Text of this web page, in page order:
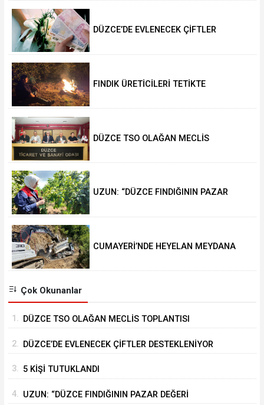
DÜZCE’DE EVLENECEK ÇİFTLER
FINDIK ÜRETİCİLERİ TETİKTE
DÜZCE TSO OLAĞAN MECLİS
UZUN: “DÜZCE FINDIĞININ PAZAR
CUMAYERİ’NDE HEYELAN MEYDANA
Çok Okunanlar
1. DÜZCE TSO OLAĞAN MECLİS TOPLANTISI
2. DÜZCE’DE EVLENECEK ÇİFTLER DESTEKLENİYOR
3. 5 KİŞİ TUTUKLANDI
4. UZUN: “DÜZCE FINDIĞININ PAZAR DEĞERİ